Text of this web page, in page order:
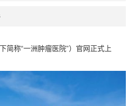
简称“一洲肿瘤医院”）官网正式上